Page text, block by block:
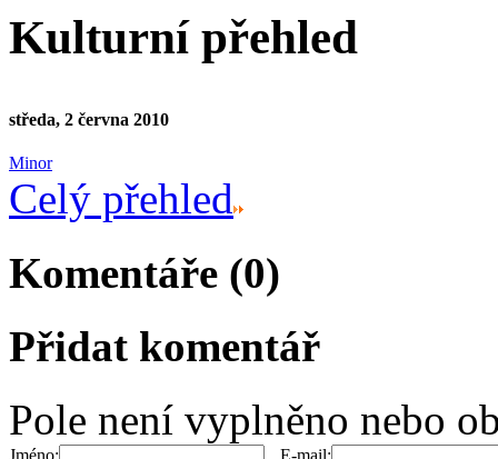
Kulturní přehled
středa, 2 června 2010
Minor
Celý přehled
Komentáře (0)
Přidat komentář
Pole není vyplněno nebo